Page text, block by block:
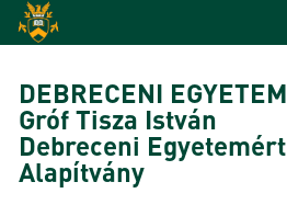
Ugrás a tartalomra
DEBRECENI EGYETEM
Gróf Tisza István
Debreceni Egyetemért
Alapítvány